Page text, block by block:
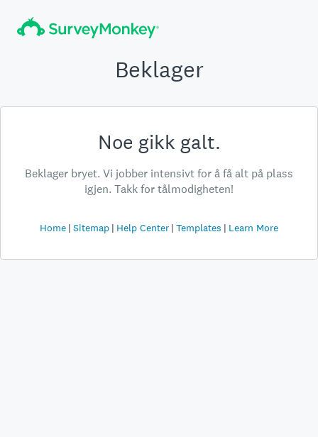
Beklager
Noe gikk galt.
Beklager bryet. Vi jobber intensivt for å få alt på plass
igjen. Takk for tålmodigheten!
Home Sitemap Help Center Templates Learn More